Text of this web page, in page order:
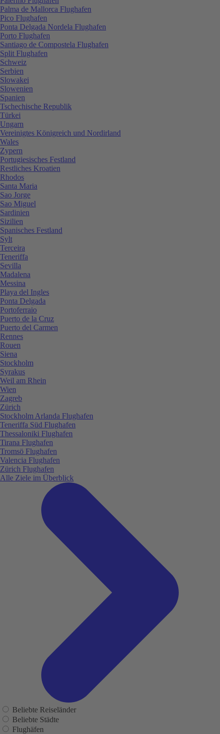
Palma de Mallorca Flughafen
Pico Flughafen
Ponta Delgada Nordela Flughafen
Porto Flughafen
Santiago de Compostela Flughafen
Split Flughafen
Schweiz
Serbien
Slowakei
Slowenien
Spanien
Tschechische Republik
Türkei
Ungarn
Vereinigtes Königreich und Nordirland
Wales
Zypern
Portugiesisches Festland
Restliches Kroatien
Rhodos
Santa Maria
Sao Jorge
Sao Miguel
Sardinien
Sizilien
Spanisches Festland
Sylt
Terceira
Teneriffa
Sevilla
Madalena
Messina
Playa del Ingles
Ponta Delgada
Portoferraio
Puerto de la Cruz
Puerto del Carmen
Rennes
Rouen
Siena
Stockholm
Syrakus
Weil am Rhein
Wien
Zagreb
Zürich
Stockholm Arlanda Flughafen
Teneriffa Süd Flughafen
Thessaloniki Flughafen
Tirana Flughafen
Tromsö Flughafen
Valencia Flughafen
Zürich Flughafen
Alle Ziele im Überblick
Beliebte Reiseländer
Beliebte Städte
Flughäfen